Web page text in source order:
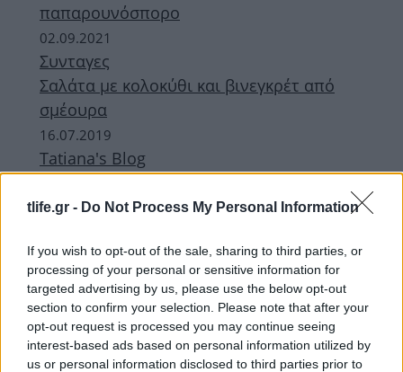
tlife.gr - Do Not Process My Personal Information
If you wish to opt-out of the sale, sharing to third parties, or
processing of your personal or sensitive information for
targeted advertising by us, please use the below opt-out
section to confirm your selection. Please note that after your
opt-out request is processed you may continue seeing
interest-based ads based on personal information utilized by
us or personal information disclosed to third parties prior to
παπαρουνόσπορο
02.09.2021
Συνταγες
Σαλάτα με κολοκύθι και βινεγκρέτ από
σμέουρα
16.07.2019
Tatiana's Blog
δυόσμο και φέτα
Light,Πουλερικα,Συνταγες
Σουβλάκια κοτόπουλο με ρολάκια από
κολοκύθι
ΔΙΑΦΗΜΙΣΗ